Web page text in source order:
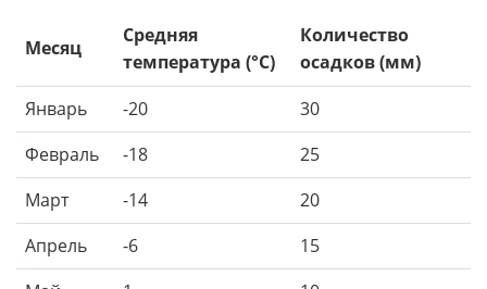
Месяц
Средняя
температура (°C)
Количество
осадков (мм)
Январь
-20
30
Февраль
-18
25
Март
-14
20
Апрель
-6
15